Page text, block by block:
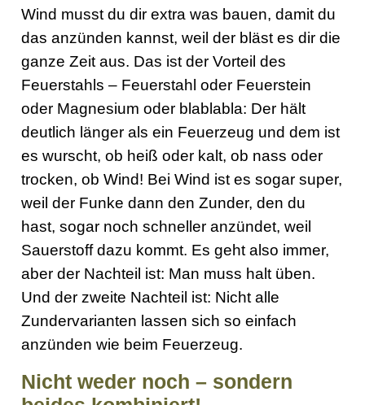
Wind musst du dir extra was bauen, damit du
das anzünden kannst, weil der bläst es dir die
ganze Zeit aus. Das ist der Vorteil des
Feuerstahls – Feuerstahl oder Feuerstein
oder Magnesium oder blablabla: Der hält
deutlich länger als ein Feuerzeug und dem ist
es wurscht, ob heiß oder kalt, ob nass oder
trocken, ob Wind! Bei Wind ist es sogar super,
weil der Funke dann den Zunder, den du
hast, sogar noch schneller anzündet, weil
Sauerstoff dazu kommt. Es geht also immer,
aber der Nachteil ist: Man muss halt üben.
Und der zweite Nachteil ist: Nicht alle
Zundervarianten lassen sich so einfach
anzünden wie beim Feuerzeug.
Nicht weder noch – sondern